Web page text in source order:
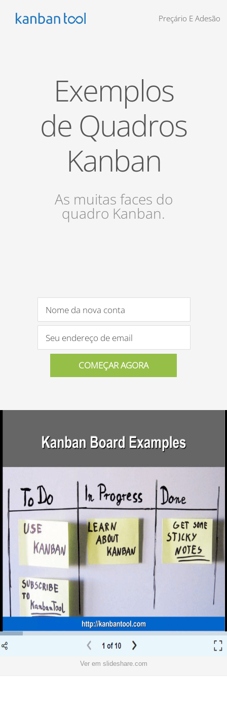
Preçário E Adesão
Exemplos
de Quadros
Kanban
As muitas faces do
quadro Kanban.
Ver em slideshare.com